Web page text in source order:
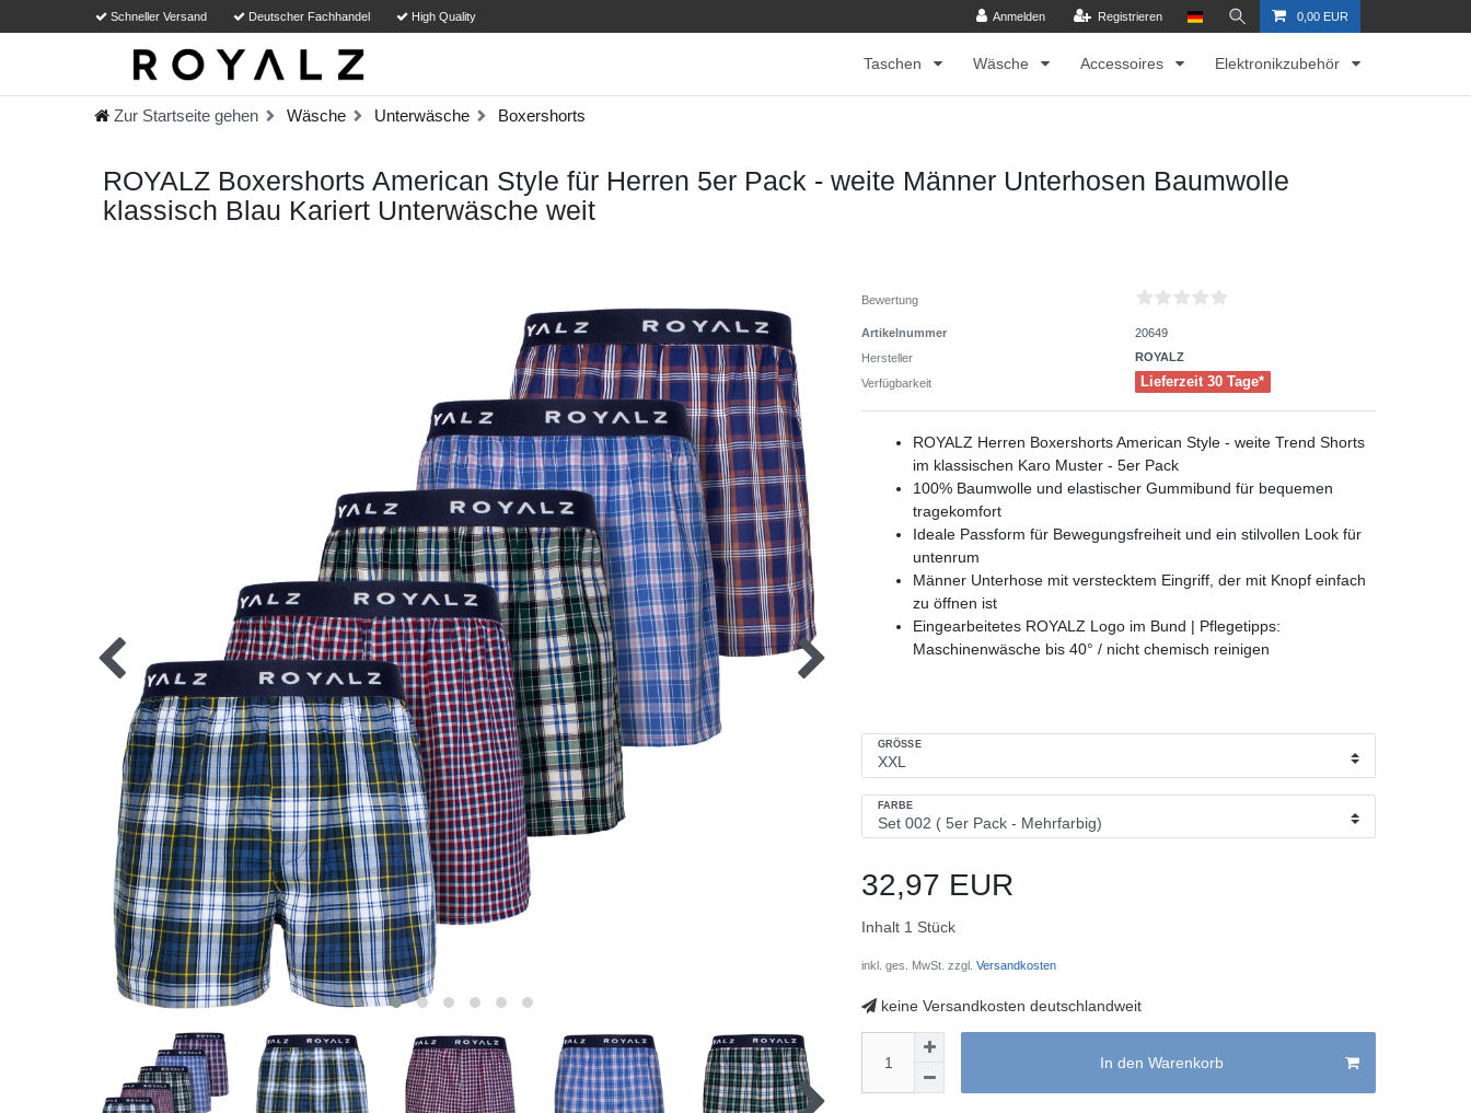
Schneller Versand Deutscher Fachhandel High Quality Anmelden Registrieren 0,00 EUR
Taschen Wäsche Accessoires Elektronikzubehör
Zur Startseite gehen Wäsche Unterwäsche Boxershorts
ROYALZ Boxershorts American Style für Herren 5er Pack - weite Männer Unterhosen Baumwolle
klassisch Blau Kariert Unterwäsche weit
Bewertung
Artikelnummer
20649
Hersteller
ROYALZ
Verfügbarkeit
Lieferzeit 30 Tage*
ROYALZ Herren Boxershorts American Style - weite Trend Shorts
im klassischen Karo Muster - 5er Pack
100% Baumwolle und elastischer Gummibund für bequemen
tragekomfort
Ideale Passform für Bewegungsfreiheit und ein stilvollen Look für
untenrum
Männer Unterhose mit verstecktem Eingriff, der mit Knopf einfach
zu öffnen ist
Eingearbeitetes ROYALZ Logo im Bund | Pflegetipps:
Maschinenwäsche bis 40° / nicht chemisch reinigen
GRÖSSE
FARBE
32,97 EUR
Inhalt 1 Stück
inkl. ges. MwSt. zzgl. Versandkosten
keine Versandkosten deutschlandweit
In den Warenkorb